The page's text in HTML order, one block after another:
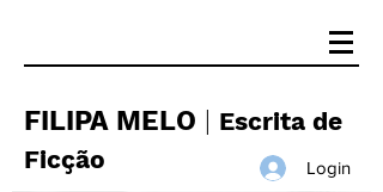
FILIPA MELO
Escrita de
Ficção
Login